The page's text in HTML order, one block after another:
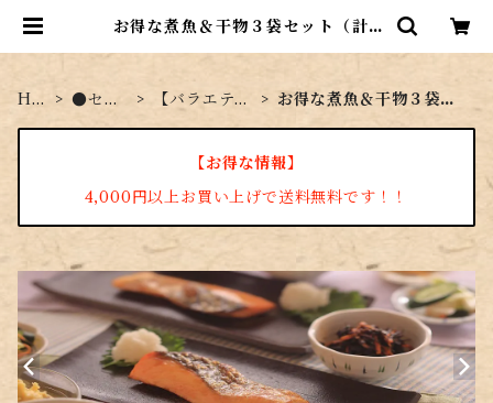
お得な煮魚＆干物３袋セット（計9
HO
●セッ
【バラエティ
お得な煮魚＆干物３袋セ
【お得な情報】
4,000円以上お買い上げで送料無料です！！